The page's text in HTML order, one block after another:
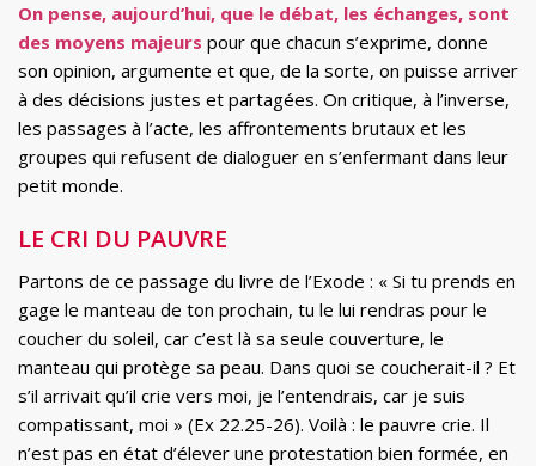
On pense, aujourd’hui, que le débat, les échanges, sont
des moyens majeurs pour que chacun s’exprime, donne
son opinion, argumente et que, de la sorte, on puisse arriver
à des décisions justes et partagées. On critique, à l’inverse,
les passages à l’acte, les affrontements brutaux et les
groupes qui refusent de dialoguer en s’enfermant dans leur
petit monde.
LE CRI DU PAUVRE
Partons de ce passage du livre de l’Exode : « Si tu prends en
gage le manteau de ton prochain, tu le lui rendras pour le
coucher du soleil, car c’est là sa seule couverture, le
manteau qui protège sa peau. Dans quoi se coucherait-il ? Et
s’il arrivait qu’il crie vers moi, je l’entendrais, car je suis
compatissant, moi » (Ex 22.25-26). Voilà : le pauvre crie. Il
n’est pas en état d’élever une protestation bien formée, en